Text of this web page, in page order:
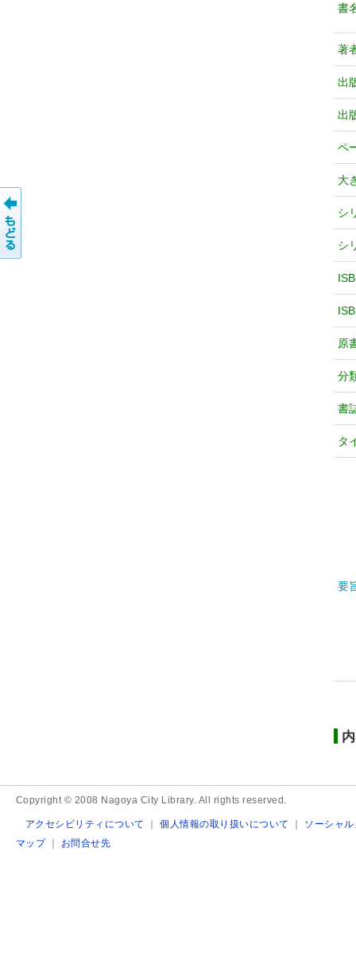
書
著
出
出
ペ
大
シ
シ
原
分
書
タ
要
Copyright © 2008 Nagoya City Library. All rights reserved.
アクセシビリティについて ｜個人情報の取り扱いについて ｜ ソーシャ
マップ｜ お問合せ先